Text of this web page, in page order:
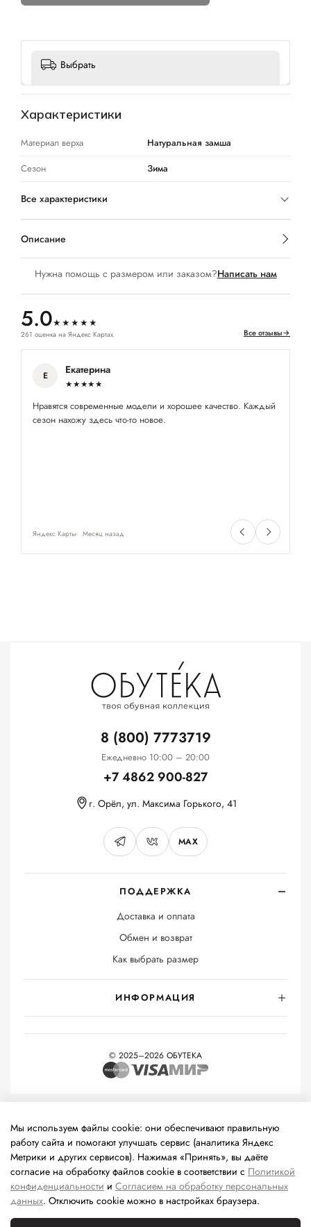
Выбрать
Нужна помощь с размером или заказом?Написать нам
5.0★★★★★
261 оценка на Яндекс Картах Все отзывы→
Е Екатерина
★★★★★
Нравятся современные модели и хорошее качество. Каждый
сезон нахожу здесь что-то новое.
Яндекс Карты Месяц назад
Характеристики
Материал верха
Натуральная замша
Сезон
Зима
Все характеристики
Описание
ПОДДЕРЖКА
Доставка и оплата
Обмен и возврат
Как выбрать размер
ИНФОРМАЦИЯ
8 (800) 7773719
Ежедневно 10:00 – 20:00
+7 4862 900-827
г. Орёл, ул. Максима Горького, 41
MAX
© 2025–2026 ОБУТЕКА
технологии
(информационные технологии предоставления
информации на основе сбора, систематизации и анализа
сведений, относящихся к предпочтениям пользователей сети
«Интернет», находящихся на территории Российской
Федерации).
Мы используем файлы cookie: они обеспечивают правильную
работу сайта и помогают улучшать сервис (аналитика Яндекс
Метрики и других сервисов). Нажимая «Принять», вы даёте
согласие на обработку файлов cookie в соответствии с Политикой
конфиденциальности и Согласием на обработку персональных
данных. Отключить cookie можно в настройках браузера.